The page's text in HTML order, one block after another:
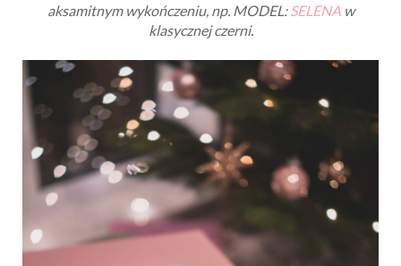
aksamitnym wykończeniu, np. MODEL: SELENAw
klasycznej czerni.